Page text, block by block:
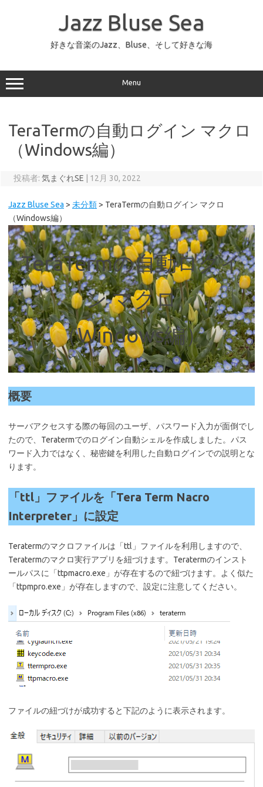
ッ
プ
Jazz Bluse Sea
好きな音楽のJazz、Bluse、そして好きな海
Menu
TeraTermの自動ログイン マクロ
（Windows編）
投稿者: 気まぐれSE 12月 30, 2022
Jazz Bluse Sea > 未分類> TeraTermの自動ログイン マクロ
（Windows編）
TeraTermの自動ログイ
ン マクロ
（Windows編）
概要
サーバアクセスする際の毎回のユーザ、パスワード入力が面倒でし
たので、Teratermでのログイン自動シェルを作成しました。パス
ワード入力ではなく、秘密鍵を利用した自動ログインでの説明とな
ります。
「ttl」ファイルを「Tera Term Nacro
Interpreter」に設定
Teratermのマクロファイルは「ttl」ファイルを利用しますので、
Teratermのマクロ実行アプリを紐づけます。Teratermのインスト
ールパスに「ttpmacro.exe」が存在するので紐づけます。よく似た
「ttpmpro.exe」が存在しますので、設定に注意してください。
ファイルの紐づけが成功すると下記のように表示されます。